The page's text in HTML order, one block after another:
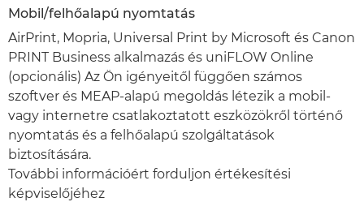
Mobil/felhőalapú nyomtatás
AirPrint, Mopria, Universal Print by Microsoft és Canon
PRINT Business alkalmazás és uniFLOW Online
(opcionális) Az Ön igényeitől függően számos
szoftver és MEAP-alapú megoldás létezik a mobil-
vagy internetre csatlakoztatott eszközökről történő
nyomtatás és a felhőalapú szolgáltatások
biztosítására.
További információért forduljon értékesítési
képviselőjéhez